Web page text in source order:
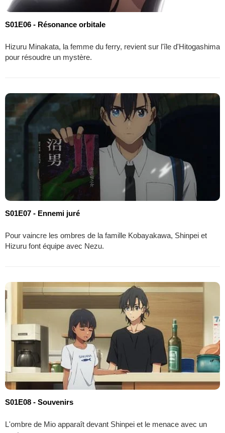
S01E06 - Résonance orbitale
Hizuru Minakata, la femme du ferry, revient sur l'île d'Hitogashima
pour résoudre un mystère.
S01E07 - Ennemi juré
Pour vaincre les ombres de la famille Kobayakawa, Shinpei et
Hizuru font équipe avec Nezu.
S01E08 - Souvenirs
L'ombre de Mio apparaît devant Shinpei et le menace avec un